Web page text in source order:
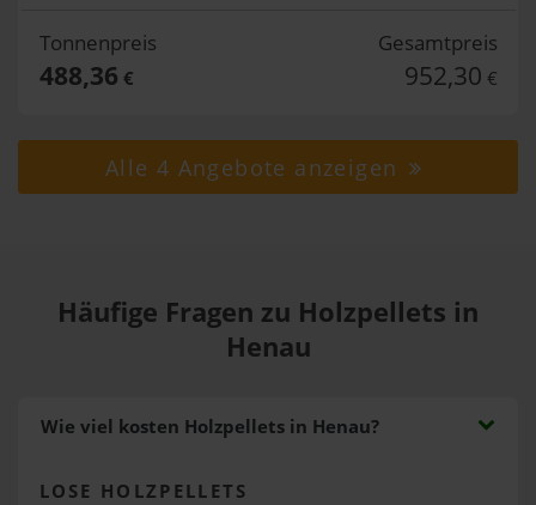
Tonnenpreis
488,36 €
Gesamtpreis
952,30 €
Alle 4 Angebote anzeigen
Häufige Fragen zu Holzpellets in
Henau
Wie viel kosten Holzpellets in Henau?
LOSE HOLZPELLETS